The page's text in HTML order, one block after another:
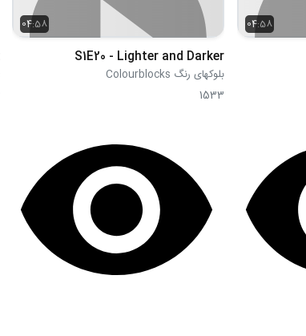
04:58
04:58
S1E20 - Lighter and Darker
بلوکهای رنگ Colourblocks
1533